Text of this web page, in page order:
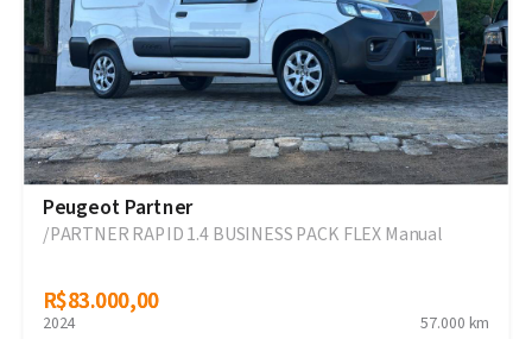
Peugeot Partner
/PARTNER RAPID 1.4 BUSINESS PACK FLEX Manual
R$83.000,00
R$83.000,00
2024 57.000 km